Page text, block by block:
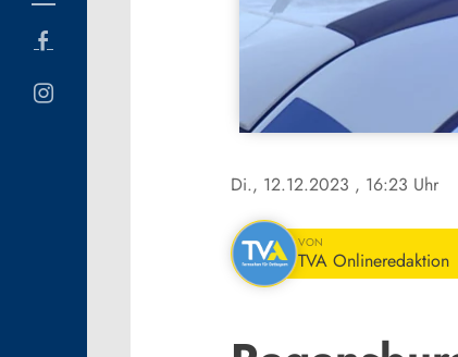
Di., 12.12.2023 , 16:23 Uhr
VON
TVA Onlineredaktion